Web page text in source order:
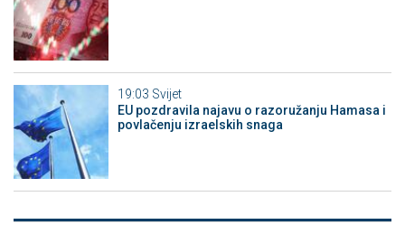
19:03 Svijet
EU pozdravila najavu o razoružanju Hamasa i
povlačenju izraelskih snaga